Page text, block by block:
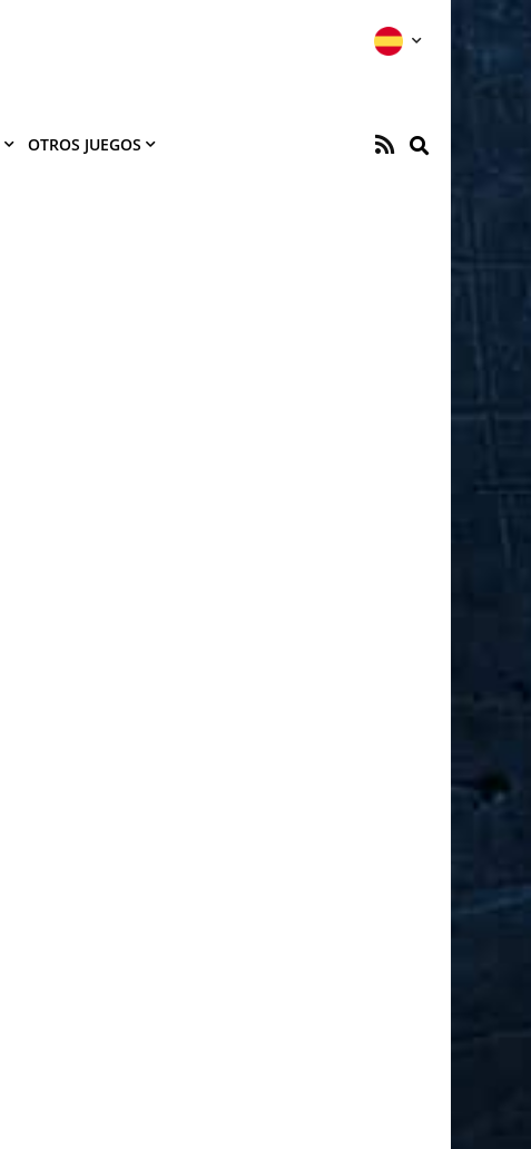
OTROS JUEGOS